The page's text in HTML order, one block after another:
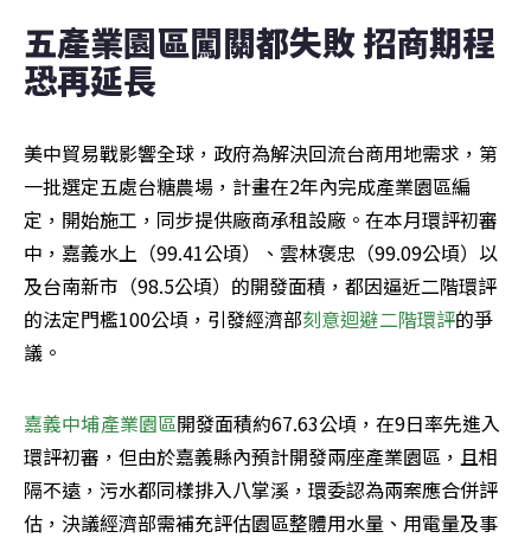
五產業園區闖關都失敗 招商期程
恐再延長
美中貿易戰影響全球，政府為解決回流台商用地需求，第
一批選定五處台糖農場，計畫在2年內完成產業園區編
定，開始施工，同步提供廠商承租設廠。在本月環評初審
中，嘉義水上（99.41公頃）、雲林褒忠（99.09公頃）以
及台南新市（98.5公頃）的開發面積，都因逼近二階環評
的法定門檻100公頃，引發經濟部刻意迴避二階環評的爭
議。
嘉義中埔產業園區開發面積約67.63公頃，在9日率先進入
環評初審，但由於嘉義縣內預計開發兩座產業園區，且相
隔不遠，污水都同樣排入八掌溪，環委認為兩案應合併評
估，決議經濟部需補充評估園區整體用水量、用電量及事